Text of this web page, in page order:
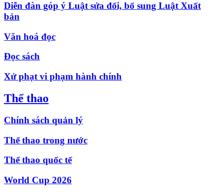
Diễn đàn góp ý Luật sửa đổi, bổ sung Luật Xuất
bản
Văn hoá đọc
Đọc sách
Xử phạt vi phạm hành chính
Thể thao
Chính sách quản lý
Thể thao trong nước
Thể thao quốc tế
World Cup 2026